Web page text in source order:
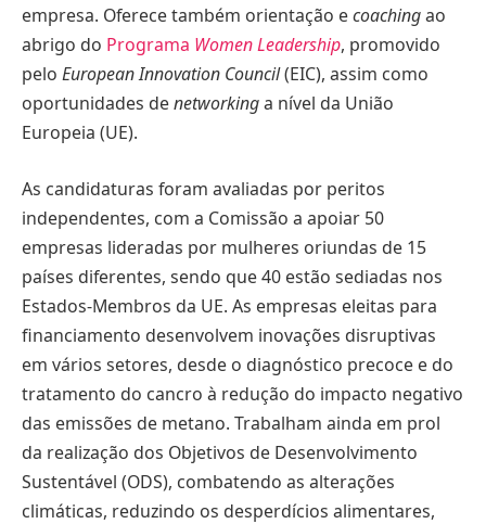
empresa. Oferece também orientação ecoachingao
abrigo do Programa Women Leadership, promovido
pelo European Innovation Council(EIC), assim como
oportunidades denetworkinga nível da União
Europeia (UE).
As candidaturas foram avaliadas por peritos
independentes, com a Comissão a apoiar 50
empresas lideradas por mulheres oriundas de 15
países diferentes, sendo que 40 estão sediadas nos
Estados-Membros da UE. As empresas eleitas para
financiamento desenvolvem inovações disruptivas
em vários setores, desde o diagnóstico precoce e do
tratamento do cancro à redução do impacto negativo
das emissões de metano. Trabalham ainda em prol
da realização dos Objetivos de Desenvolvimento
Sustentável (ODS), combatendo as alterações
climáticas, reduzindo os desperdícios alimentares,